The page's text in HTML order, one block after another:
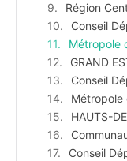
Région
Conseil
Métropole
GRAND
Conseil
Métropole
HAUTS-
Conseil